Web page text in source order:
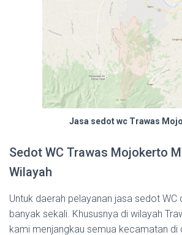
Jasa sedot wc Trawas
Sedot WC Trawas Mojokerto
Wilayah
Untuk daerah pelayanan jasa sedot WC
banyak sekali. Khususnya di wilayah
kami menjangkau semua kecamatan di